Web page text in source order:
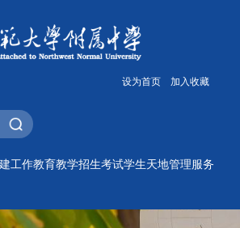
设为首页 加入收藏
工作教育教学招生考试学生天地管理服务